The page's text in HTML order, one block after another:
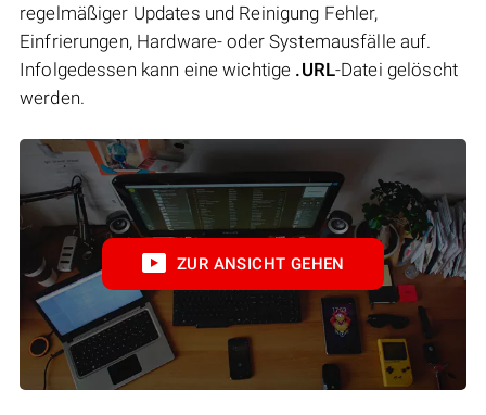
regelmäßiger Updates und Reinigung Fehler,
Einfrierungen, Hardware- oder Systemausfälle auf.
Infolgedessen kann eine wichtige .URL-Datei gelöscht
werden.
ZUR ANSICHT GEHEN